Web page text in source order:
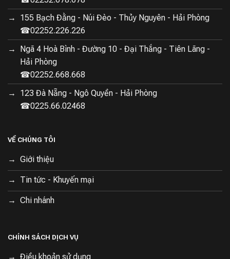
155 Bạch Đằng - Núi Đèo - Thủy Nguyên - Hải Phòng
☎02252.226.226
Ngã 4 Hoà Bình - Đường 10 - Đại Thắng - Tiên Lãng -
Hải Phòng
☎02252.668.668
123 Đà Nẵng - Ngô Quyền - Hải Phòng
☎0225.66.02468
VỀ CHÚNG TÔI
Giới thiệu
Tin tức - Khuyến mại
Chi nhánh
CHÍNH SÁCH DỊCH VỤ
Điều khoản sử dụng